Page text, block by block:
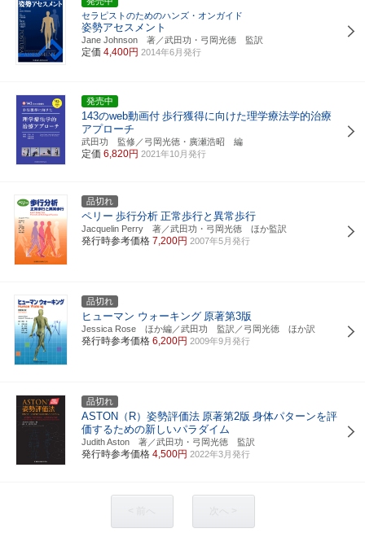
セラピストのためのハンズ・オンガイド
姿勢アセスメント
Jane Johnson 著／武田功・弓岡光徳 監訳
定価 4,400円 2014年6月発行
発売中
143のweb動画付 歩行獲得に向けた理学療法学的治療
アプローチ
武田功 監修／弓岡光徳・廣瀬浩昭 編
定価 6,820円 2021年10月発行
品切れ
ペリー 歩行分析 正常歩行と異常歩行
Jacquelin Perry 著／武田功・弓岡光徳 ほか監訳
発行時参考価格 7,200円 2007年5月発行
品切れ
ヒューマン ウォーキング 原著第3版
Jessica Rose ほか編／武田功 監訳／弓岡光徳 ほか訳
発行時参考価格 6,200円 2009年9月発行
品切れ
ASTON（R）姿勢評価法 原著第2版 身体パターンを評
価するための新しいパラダイム
Judith Aston 著／武田功・弓岡光徳 監訳
発行時参考価格 4,500円 2022年3月発行